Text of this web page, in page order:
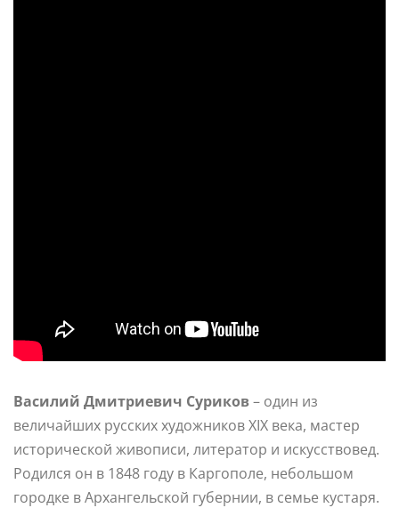
Василий Дмитриевич Суриков– один из
величайших русских художников XIX века, мастер
исторической живописи, литератор и искусствовед.
Родился он в 1848 году в Каргополе, небольшом
городке в Архангельской губернии, в семье кустаря.